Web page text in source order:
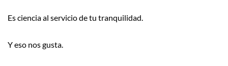
Es ciencia al servicio de tu tranquilidad.
Y eso nos gusta.